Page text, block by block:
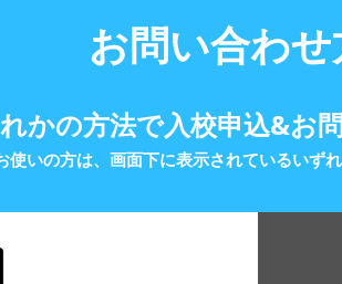
お問い合わ
かの方法で入校申込&お
使いの方は、画面下に表示されているいず